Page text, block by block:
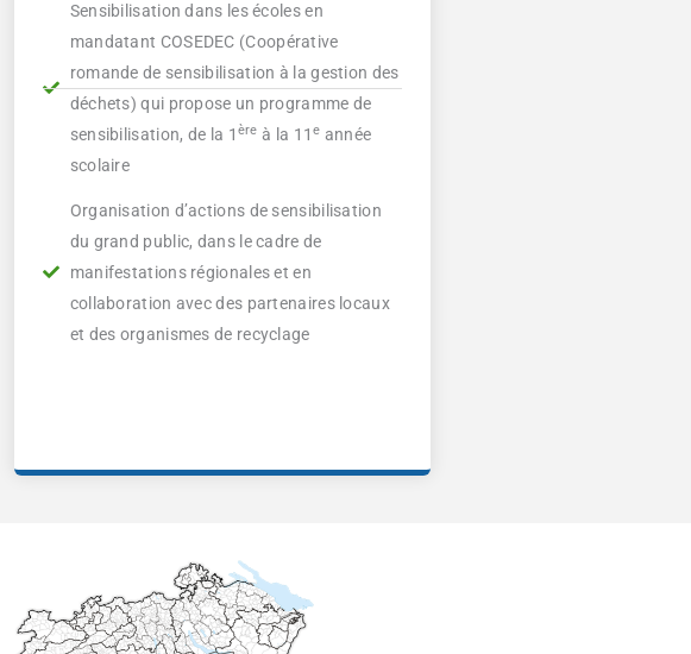
Sensibilisation dans les écoles en
mandatant COSEDEC (Coopérative
romande de sensibilisation à la gestion des
déchets) qui propose un programme de
sensibilisation, de la 1 ère à la 11e année
scolaire
Organisation d’actions de sensibilisation
du grand public, dans le cadre de
manifestations régionales et en
collaboration avec des partenaires locaux
et des organismes de recyclage